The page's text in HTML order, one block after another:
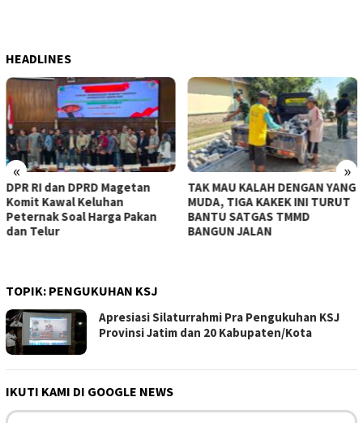
HEADLINES
« »
DPR RI dan DPRD Magetan
Komit Kawal Keluhan
Peternak Soal Harga Pakan
dan Telur
TAK MAU KALAH DENGAN YANG
MUDA, TIGA KAKEK INI TURUT
BANTU SATGAS TMMD
BANGUN JALAN
TOPIK: PENGUKUHAN KSJ
Apresiasi Silaturrahmi Pra Pengukuhan KSJ
Provinsi Jatim dan 20 Kabupaten/Kota
IKUTI KAMI DI GOOGLE NEWS